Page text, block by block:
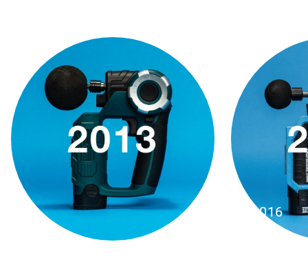
2016